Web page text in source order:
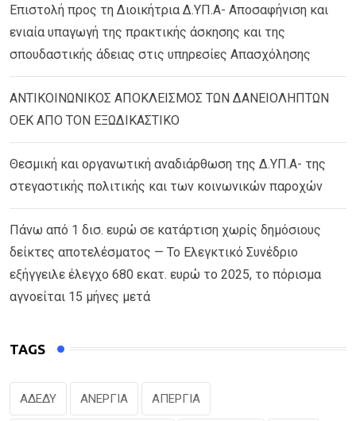
Επιστολή προς τη Διοικήτρια Δ.ΥΠ.Α- Αποσαφήνιση και
ενιαία υπαγωγή της πρακτικής άσκησης και της
σπουδαστικής άδειας στις υπηρεσίες Απασχόλησης
ΑΝΤΙΚΟΙΝΩΝΙΚΟΣ ΑΠΟΚΛΕΙΣΜΟΣ ΤΩΝ ΔΑΝΕΙΟΛΗΠΤΩΝ
ΟΕΚ ΑΠΟ ΤΟΝ ΕΞΩΔΙΚΑΣΤΙΚΟ
Θεσμική και οργανωτική αναδιάρθωση της Δ.ΥΠ.Α- της
στεγαστικής πολιτικής και των κοινωνικών παροχών
Πάνω από 1 δισ. ευρώ σε κατάρτιση χωρίς δημόσιους
δείκτες αποτελέσματος — Το Ελεγκτικό Συνέδριο
εξήγγειλε έλεγχο 680 εκατ. ευρώ το 2025, το πόρισμα
αγνοείται 15 μήνες μετά
TAGS
ΑΔΕΔΥ ΑΝΕΡΓΙΑ ΑΠΕΡΓΙΑ